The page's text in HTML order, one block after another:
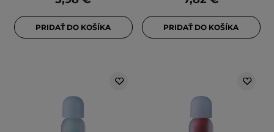
PRIDAŤ DO KOŠÍKA PRIDAŤ DO KOŠÍKA